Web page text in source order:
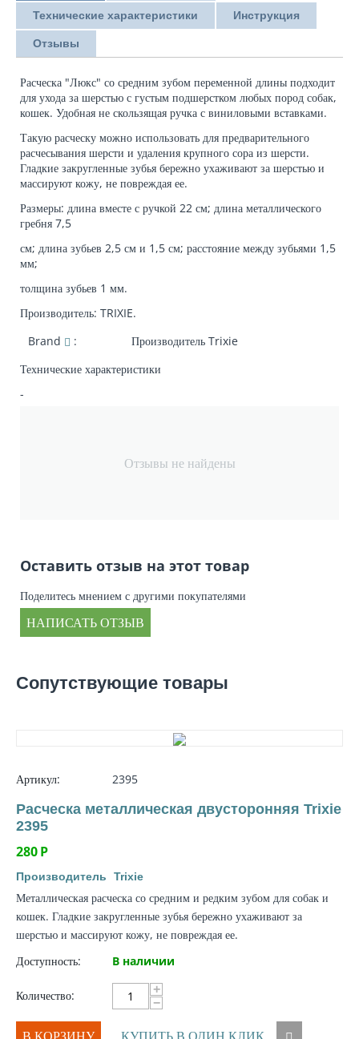
Технические характеристики Инструкция
Отзывы
Расческа "Люкс" со средним зубом переменной длины подходит
для ухода за шерстью с густым подшерстком любых пород собак,
кошек. Удобная не скользящая ручка с виниловыми вставками.
Такую расческу можно использовать для предварительного
расчесывания шерсти и удаления крупного сора из шерсти.
Гладкие закругленные зубья бережно ухаживают за шерстью и
массируют кожу, не повреждая ее.
Размеры: длина вместе с ручкой 22 см; длина металлического
гребня 7,5
см; длина зубьев 2,5 см и 1,5 см; расстояние между зубьями 1,5
мм;
толщина зубьев 1 мм.
Производитель: TRIXIE.
Brand
: Производитель Trixie
Технические характеристики
-
Отзывы не найдены
Оставить отзыв на этот товар
Поделитесь мнением с другими покупателями
НАПИСАТЬ ОТЗЫВ
Сопутствующие товары
Артикул: 2395
Расческа металлическая двусторонняя Trixie
2395
280Р
Производитель Trixie
Металлическая расческа со средним и редким зубом для собак и
кошек. Гладкие закругленные зубья бережно ухаживают за
шерстью и массируют кожу, не повреждая ее.
Доступность:
В наличии
Количество:
+
−